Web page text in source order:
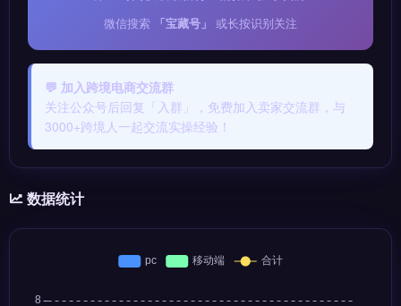
微信搜索 「宝藏号」 或长按识别关注
💬 加入跨境电商交流群
关注公众号后回复「入群」，免费加入卖家交流群，与
3000+跨境人一起交流实操经验！
数据统计